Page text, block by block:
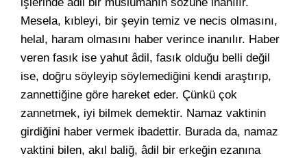
Mesela, kıbleyi, bir şeyin temiz ve necis olmasını,
helal, haram olmasını haber verince inanılır. Haber
veren fasık ise yahut âdil, fasık olduğu belli değil
ise, doğru söyleyip söylemediğini kendi araştırıp,
zannettiğine göre hareket eder. Çünkü çok
zannetmek, iyi bilmek demektir. Namaz vaktinin
girdiğini haber vermek ibadettir. Burada da, namaz
vaktini bilen, akıl baliğ, âdil bir erkeğin ezanına